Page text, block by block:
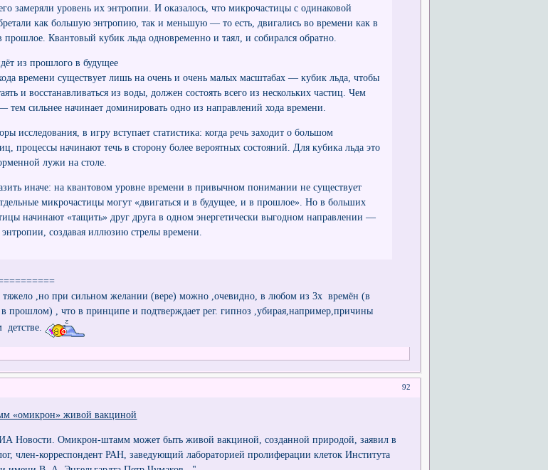
замеряли уровень их энтропии. И оказалось, что микрочастицы с одинаковой
как большую энтропию, так и меньшую — то есть, двигались во времени как в
прошлое. Квантовый кубик льда одновременно и таял, и собирался обратно.
из прошлого в будущее
времени существует лишь на очень и очень малых масштабах — кубик льда, чтобы
и восстанавливаться из воды, должен состоять всего из нескольких частиц. Чем
тем сильнее начинает доминировать одно из направлений хода времени.
исследования, в игру вступает статистика: когда речь заходит о большом
процессы начинают течь в сторону более вероятных состояний. Для кубика льда это
лужи на столе.
иначе: на квантовом уровне времени в привычном понимании не существует
микрочастицы могут «двигаться и в будущее, и в прошлое». Но в больших
начинают «тащить» друг друга в одном энергетически выгодном направлении —
энтропии, создавая иллюзию стрелы времени.
тяжело ,но при сильном желании (вере) можно ,очевидно, в любом из 3х времён (в
прошлом) , что в принципе и подтверждает рег. гипноз ,убирая,например,причины
детстве.
92
«омикрон» живой вакциной
Омикрон-штамм может быть живой вакциной, созданной природой, заявил в
член-корреспондент РАН, заведующий лабораторией пролиферации клеток Института